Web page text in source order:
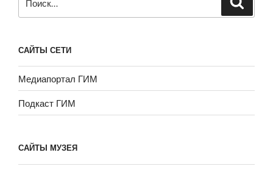
САЙТЫ СЕТИ
Медиапортал ГИМ
Подкаст ГИМ
САЙТЫ МУЗЕЯ